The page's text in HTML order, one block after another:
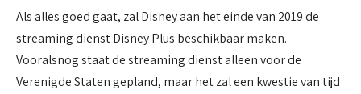
Als alles goed gaat, zal Disney aan het einde van 2019 de
streaming dienst Disney Plus beschikbaar maken.
Vooralsnog staat de streaming dienst alleen voor de
Verenigde Staten gepland, maar het zal een kwestie van tijd